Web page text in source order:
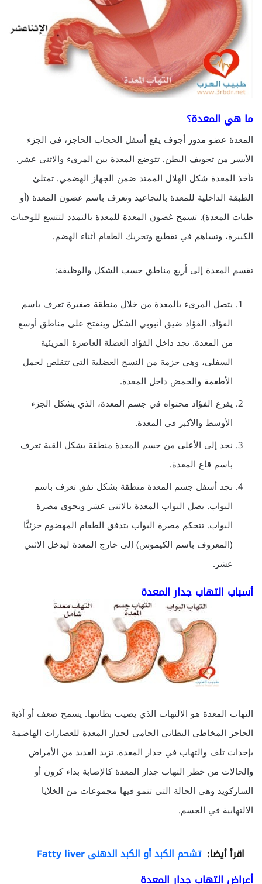
ما هي المعدة؟
المعدة عضو مدور أجوف يقع أسفل الحجاب الحاجز، في الجزء
الأيسر من تجويف البطن. تتوضع المعدة بين المريء والاثني عشر.
تأخذ المعدة شكل الهلال الممتد ضمن الجهاز الهضمي. تمتلئ
الطبقة الداخلية للمعدة بالتجاعيد وتعرف باسم غضون المعدة (أو
طيات المعدة). تسمح غضون المعدة للمعدة بالتمدد لتتسع للوجبات
الكبيرة، وتساهم في تقطيع وتحريك الطعام أثناء الهضم.
تقسم المعدة إلى أربع مناطق حسب الشكل والوظيفة:
يتصل المريء بالمعدة من خلال منطقة صغيرة تعرف باسم
الفؤاد. الفؤاد ضيق أنبوبي الشكل وينفتح على مناطق أوسع
من المعدة. نجد داخل الفؤاد العضلة العاصرة المريئية
السفلى، وهي حزمة من النسج العضلية التي تتقلص لحمل
الأطعمة والحمض داخل المعدة.
يفرغ الفؤاد محتواه في جسم المعدة، الذي يشكل الجزء
الأوسط والأكبر في المعدة.
نجد إلى الأعلى من جسم المعدة منطقة بشكل القبة تعرف
باسم قاع المعدة.
نجد أسفل جسم المعدة منطقة بشكل نفق تعرف باسم
البواب. يصل البواب المعدة بالاثني عشر ويحوي مصرة
البواب. تتحكم مصرة البواب بتدفق الطعام المهضوم جزئيًّا
(المعروف باسم الكيموس) إلى خارج المعدة ليدخل الاثني
عشر.
أسباب التهاب جدار المعدة
التهاب المعدة هو الالتهاب الذي يصيب بطانتها. يسمح ضعف أو أذية
الحاجز المخاطي البطاني الحامي لجدار المعدة للعصارات الهاضمة
بإحداث تلف والتهاب في جدار المعدة. تزيد العديد من الأمراض
والحالات من خطر التهاب جدار المعدة كالإصابة بداء كرون أو
الساركويد وهي الحالة التي تنمو فيها مجموعات من الخلايا
الالتهابية في الجسم.
اقرأ أيضا: تشحم الكبد أو الكبد الدهنى Fatty liver
أعراض التهاب جدار المعدة